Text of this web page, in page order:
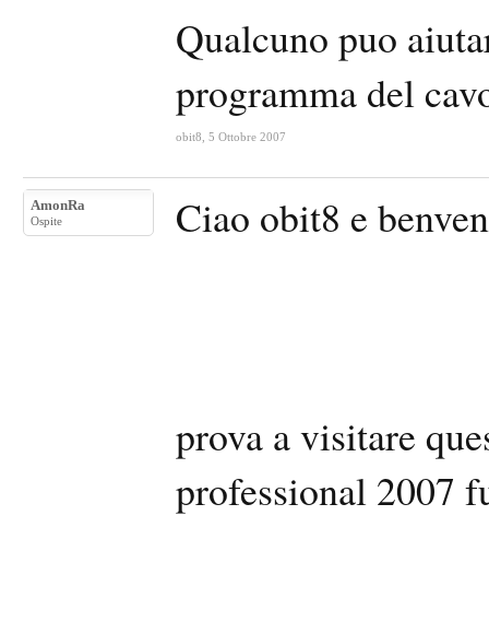
Qualcuno puo
programma del
obit8 5 Ottobre 2007
AmonRa
Ospite Ciao obit8 e
prova a visitare
professional 2007